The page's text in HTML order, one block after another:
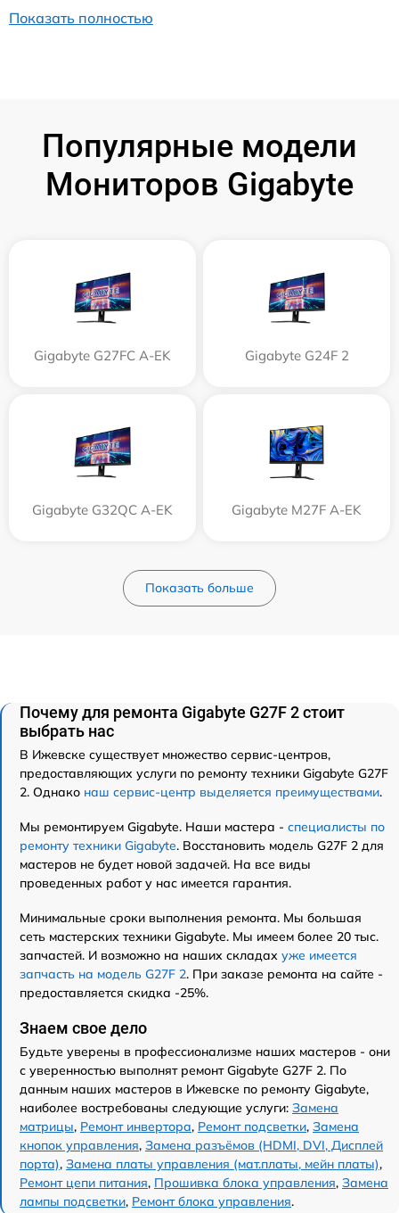
Показать полностью
Популярные модели
Мониторов Gigabyte
Gigabyte G27FC A-EK Gigabyte G24F 2
Gigabyte G32QC A-EK Gigabyte M27F A-EK
Показать больше
Почему для ремонта Gigabyte G27F 2 стоит
выбрать нас
В Ижевске существует множество сервис-центров,
предоставляющих услуги по ремонту техники Gigabyte G27F
2. Однако наш сервис-центр выделяется преимуществами.
Мы ремонтируем Gigabyte. Наши мастера - специалисты по
ремонту техники Gigabyte. Восстановить модель G27F 2 для
мастеров не будет новой задачей. На все виды
проведенных работ у нас имеется гарантия.
Минимальные сроки выполнения ремонта. Мы большая
сеть мастерских техники Gigabyte. Мы имеем более 20 тыс.
запчастей. И возможно на наших складах уже имеется
запчасть на модель G27F 2. При заказе ремонта на сайте -
предоставляется скидка -25%.
Знаем свое дело
Будьте уверены в профессионализме наших мастеров - они
с уверенностью выполнят ремонт Gigabyte G27F 2. По
данным наших мастеров в Ижевске по ремонту Gigabyte,
наиболее востребованы следующие услуги: Замена
матрицы, Ремонт инвертора, Ремонт подсветки, Замена
кнопок управления, Замена разъёмов (HDMI, DVI, Дисплей
порта), Замена платы управления (мат.платы, мейн платы),
Ремонт цепи питания, Прошивка блока управления, Замена
лампы подсветки, Ремонт блока управления.